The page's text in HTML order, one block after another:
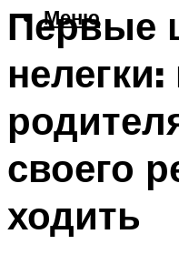
Меню
Первые
нелегки:
своего
ходить